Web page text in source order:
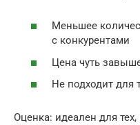
Меньшее
с конкурентами
Цена чуть
Не подходит для
Оценка: идеален для